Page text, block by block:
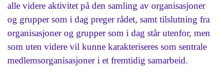
alle videre aktivitet på den samling av organisasjoner
og grupper som i dag preger rådet, samt tilslutning fra
organisasjoner og grupper som i dag står utenfor, men
som uten videre vil kunne karakteriseres som sentrale
medlemsorganisasjoner i et fremtidig samarbeid.